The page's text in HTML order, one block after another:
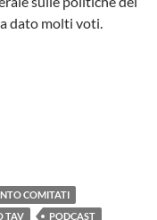
dato molti voti.
COMITATI
TAV PODCAST